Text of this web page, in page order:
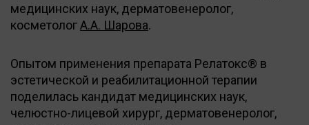
медицинских наук, дерматовенеролог,
косметологА.А. Шарова.
Опытом применения препарата Релатокс® в
эстетической и реабилитационной терапии
поделилась кандидат медицинских наук,
челюстно-лицевой хирург, дерматовенеролог,